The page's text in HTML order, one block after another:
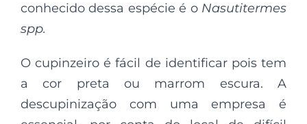
conhecido dessa espécie é o Nasutitermes
spp.
O cupinzeiro é fácil de identificar pois tem
a cor preta ou marrom escura. A
descupinização com uma empresa é